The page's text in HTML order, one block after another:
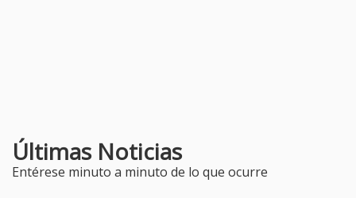
Últimas Noticias
Entérese minuto a minuto de lo que ocurre